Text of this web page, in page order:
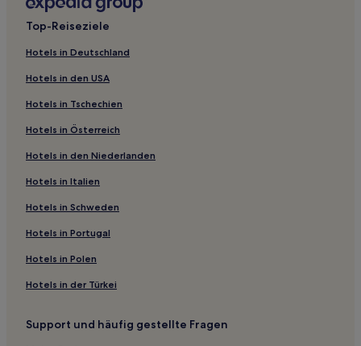
Yingxiu Hotels
Hotels nahe Station Hi-Tech Zone
Hotels nahe Bahnhof Terminal 2 Shuangliu International
Airport
Hotels nahe Yinghua Berg
Guanghan Hotels
Hotels nahe Bahnhof Chengdu East
Hotels nahe Century City International Exhibition Center
Top-Reiseziele
Hotels in Deutschland
Hotels in den USA
Hotels in Tschechien
Hotels in Österreich
Hotels in den Niederlanden
Hotels in Italien
Hotels in Schweden
Hotels in Portugal
Hotels in Polen
Hotels in der Türkei
Support und häufig gestellte Fragen